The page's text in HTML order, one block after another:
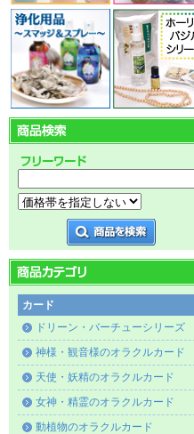
カード
ドリーン・バーチューシリーズ
神様・観音様のオラクルカード
天使・妖精のオラクルカード
女神・精霊のオラクルカード
動植物のオラクルカード